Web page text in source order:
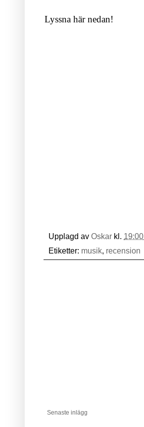
Lyssna här nedan!
Upplagd av Oskar kl. 19:00
Etiketter: musik, recension
Senaste inlägg